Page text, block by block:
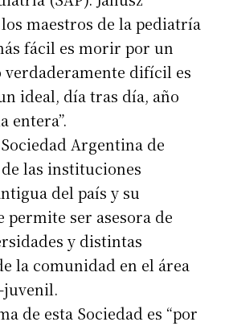
maestros de la pediatría
fácil es morir por un
difícil es
ideal, día tras día, año
entera”.
Argentina de
las instituciones
del país y su
permite ser asesora de
y distintas
la comunidad en el área
de esta Sociedad es “por